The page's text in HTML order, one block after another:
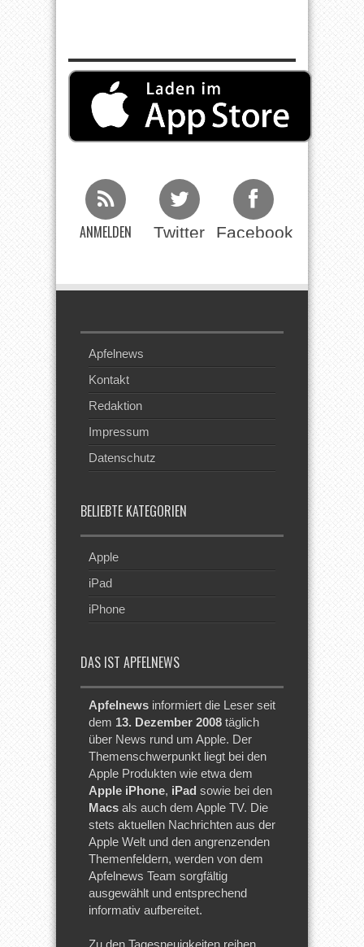
ANMELDEN Twitter Facebook
Apfelnews
Kontakt
Redaktion
Impressum
Datenschutz
BELIEBTE KATEGORIEN
Apple
iPad
iPhone
DAS IST APFELNEWS
Apfelnews informiert die Leser seit
dem 13. Dezember 2008 täglich
über News rund um Apple. Der
Themenschwerpunkt liegt bei den
Apple Produkten wie etwa dem
Apple iPhone, iPad sowie bei den
Macs als auch dem Apple TV. Die
stets aktuellen Nachrichten aus der
Apple Welt und den angrenzenden
Themenfeldern, werden von dem
Apfelnews Team sorgfältig
ausgewählt und entsprechend
informativ aufbereitet.